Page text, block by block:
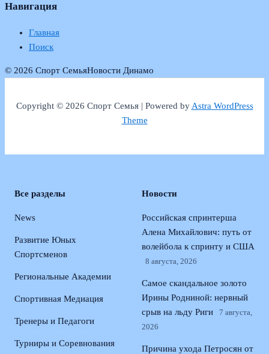
Навигация
Главная
Поиск
© 2026 Спорт СемьяНовости Динамо
Copyright © 2026 Спорт Семья | Powered byAstra WordPress
Theme
Все разделы
News
Развитие Юных
Спортсменов
Региональные Академии
Спортивная Медиация
Тренеры и Педагоги
Турниры и Соревнования
Новости
Российская спринтерша
Алена Михайлович: путь от
волейбола к спринту и США
8 августа, 2026
Самое скандальное золото
Ирины Родниной: нервный
срыв на льду Риги
7 августа,
2026
Причина ухода Петросян от